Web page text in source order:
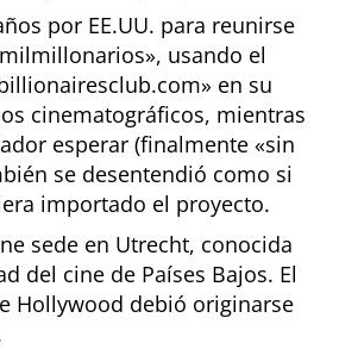
por EE.UU. para reunirse
, usando el
en su
cinematográficos, mientras
esperar (finalmente
sin
se desentendió como si
importado el proyecto.
sede en Utrecht, conocida
del cine de Países Bajos. El
Hollywood debió originarse